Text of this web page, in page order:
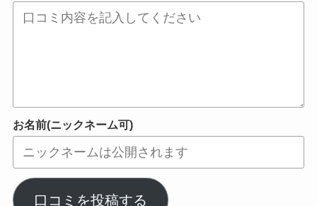
お名前(ニックネーム可)
口コミを投稿する